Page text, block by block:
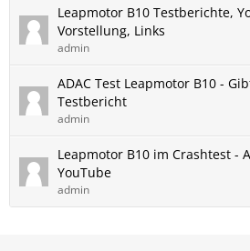
Leapmotor B10 Testberichte,
Vorstellung, Links
admin
ADAC Test Leapmotor B10 -
Testbericht
admin
Leapmotor B10 im Crashtest -
YouTube
admin